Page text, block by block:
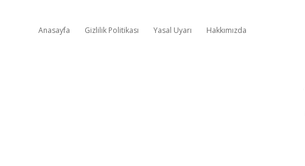
Anasayfa Gizlilik Politikası Yasal Uyarı Hakkımızda